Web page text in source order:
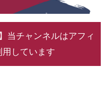
当チャンネルはアフィ
用しています